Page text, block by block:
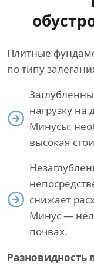
Плитные
по типу
нагрузку
Минусы:
высокая
снижает
Минус —
почвах.
Разновидность